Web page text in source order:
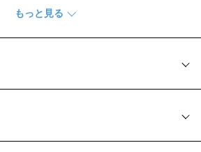
レにくいラバー素材を使用し、可愛らしさ
す。
ーのスリーサークル・アイコンをさりげな
わず、職場や学校でも日常使いしやすいシ